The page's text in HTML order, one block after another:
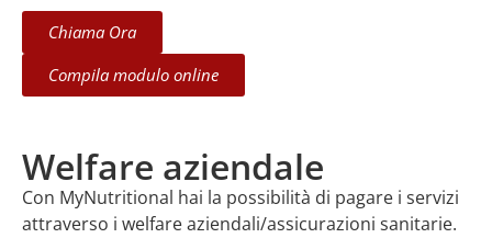
Chiama Ora
Compila modulo online
Welfare aziendale
Con MyNutritional hai la possibilità di pagare i servizi
attraverso i welfare aziendali/assicurazioni sanitarie.